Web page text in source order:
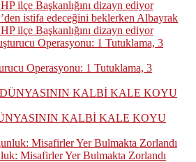
istifa edeceğini beklerken Albayrak
ilçe Başkanlığını dizayn ediyor
Operasyonu: 1 Tutuklama, 3
KALBİ KALE KOYU
Misafirler Yer Bulmakta Zorlandı